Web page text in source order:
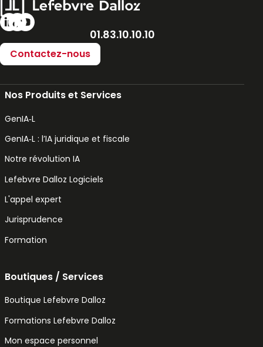
01.83.10.10.10
Contactez-nous
Nos Produits et Services
GenIA‑L
GenIA‑L : l’IA juridique et fiscale
Notre révolution IA
Lefebvre Dalloz Logiciels
L'appel expert
Jurisprudence
Formation
Boutiques / Services
Boutique Lefebvre Dalloz
Formations Lefebvre Dalloz
Mon espace personnel